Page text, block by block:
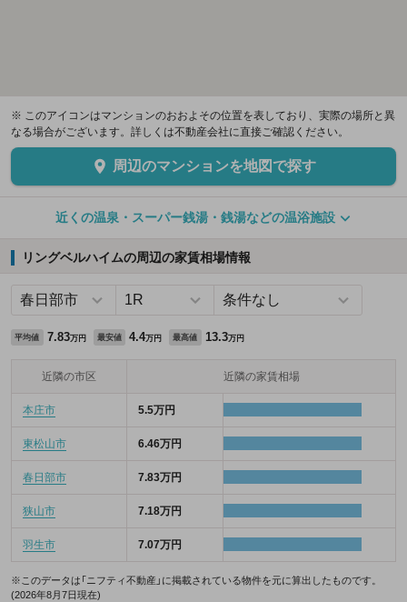
※ このアイコンはマンションのおおよその位置を表しており、実際の場所と異
なる場合がございます。詳しくは不動産会社に直接ご確認ください。
周辺のマンションを地図で探す
近くの温泉・スーパー銭湯・銭湯などの温浴施設
リングベルハイムの周辺の家賃相場情報
平均値 7.83万円 最安値 4.4万円 最高値 13.3万円
近隣の市区 近隣の家賃相場
本庄市 5.5万円
東松山市 6.46万円
春日部市 7.83万円
狭山市 7.18万円
羽生市 7.07万円
※このデータは「ニフティ不動産」に掲載されている物件を元に算出したものです。
(2026年8月7日現在)